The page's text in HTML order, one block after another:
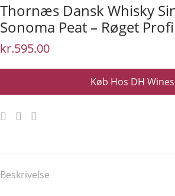
Thornæs Dansk Whisky
Sonoma Peat – Røget
kr.595.00
Køb Hos DH Wines
Beskrivelse